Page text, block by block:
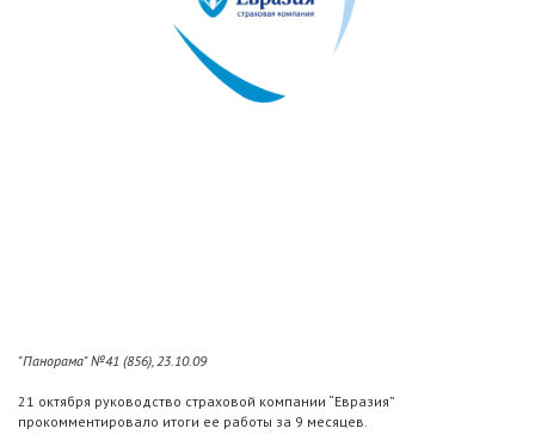
"Панорама" №41 (856), 23.10.09
21 октября руководство страховой компании “Евразия”
прокомментировало итоги ее работы за 9 месяцев.